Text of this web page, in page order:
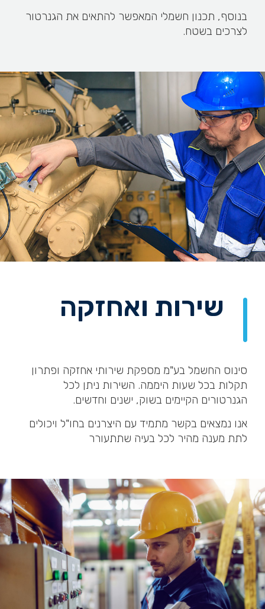
בנוסף, תכנון חשמלי המאפשר להתאים את הגנרטור
לצרכים בשטח.
שירות ואחזקה
סינוס החשמל בע"מ מספקת שירותי אחזקה ופתרון
תקלות בכל שעות היממה. השירות ניתן לכל
הגנרטורים הקיימים בשוק, ישנים וחדשים.
אנו נמצאים בקשר מתמיד עם היצרנים בחו"ל ויכולים
לתת מענה מהיר לכל בעיה שתתעורר